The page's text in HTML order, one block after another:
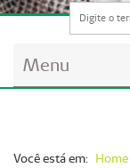
Menu
Você está em: Home